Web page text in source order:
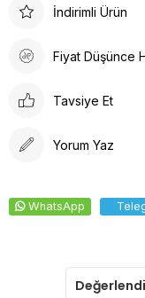
Doktor Bone, sağlık
ter bezi iç yüzeyi ile
kumaşı solma
İndirimli Ürün
Fiyat Düşünce
Tavsiye Et
Yorum Yaz
WhatsApp